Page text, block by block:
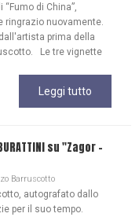
di China”,
ringrazio nuovamente.
prima della
Le tre vignette
Leggi tutto
BURATTINI su "Zagor -
Barruscotto
autografato dallo
per il suo tempo.